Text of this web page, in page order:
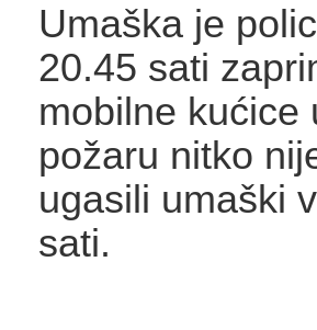
Umaška je
20.45 sati
mobilne kućice
požaru nitko
ugasili umaški
sati.